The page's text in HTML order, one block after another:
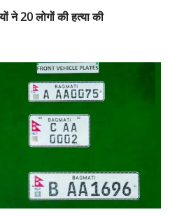
ने 20 लोगों की हत्या की